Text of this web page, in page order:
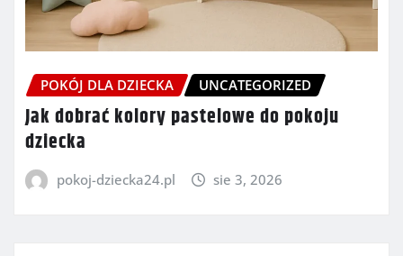
POKÓJ DLA DZIECKA UNCATEGORIZED
Jak dobrać kolory pastelowe do pokoju
dziecka
pokoj-dziecka24.pl sie 3, 2026